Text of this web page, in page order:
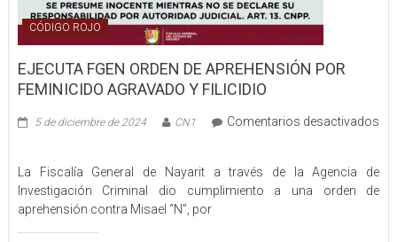
CÓDIGO ROJO
EJECUTA FGEN ORDEN DE APREHENSIÓN POR
FEMINICIDO AGRAVADO Y FILICIDIO
5 de diciembre de 2024 CN1
Comentarios desactivados
FGEN
ORDEN
DE
APREHENSIÓN
La Fiscalía General de Nayarit a través de la Agencia de
Investigación Criminal dio cumplimiento a una orden de
aprehensión contra Misael “N”, por